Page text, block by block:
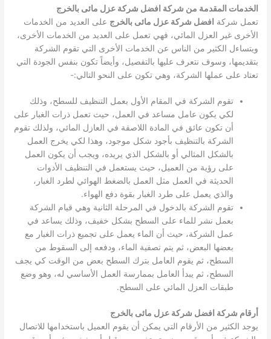
الخدمات المقدمة من شركة افضل شركة عزل مائى بالخرج
تعمل شركة افضل شركة عزل مائى بالخرج على العديد من الخدمات
الأخرى غير العزل المائي، فهي تعمل على العديد من الخدمات الأخرى،
ويتساءل الكثير من الناس عن الخدمات الأخرى التي تقوم الشركة
بتقديمها، وسوف نتعرف عليها بالتفصيل، وأيضاً تكون بنفس الجودة التي
تعتاد على عملها الشركة، وهي تكون على النحو التالي:-
تقوم الشركة في المقام الأول بعمل التنظيف للسطح، وذلك
لكي يكون عامل مساعد في العمل، حيث تعمل ذرات الغبار على
أن تكون عائق في المادة اللاصقة في العازل المائي، ولذلك تقوم
الشركة بالتنظيف بأجود شكل موجود، وهذا لكي يخرج العمل
بالشكل المثالي أو بالشكل الذي يريده، ويجب أن يكون العمل
على رؤية من العميل، حيث يستعمل في التنظيف الأدوات
الحديثة في العمل مثل العمل بالضغط الهوائي لطرد الغبار،
والذي يعمل على طرد الغبار بقوة دفع الهواء.
تقوم الشركة بالدخول في المرحلة الثانية وهي قيام الشركة
بعمل نشر للماء على السطح بشكل خفيف، وذلك يساعد في
عمل الشركة، حيث أن الماء يعمل على تجميع ذرات الغبار مع
بعضها البعض، ثم يتم تصفية الماء، ودفعه إلى السقوط من
السطح، ثم يقوم العامل بترك السطح بعض من الوقت كي يجف
السطح، ثم يبدأ العامل بممارسة العمل الأساسي له، وهو وضع
طبقات العزل المائي على السطح.
أرقام شركة افضل شركة عزل مائى بالخرج
يوجد الكثير من الأرقام التي يمكن أن يقوم العميل باستخدامها للاتصال